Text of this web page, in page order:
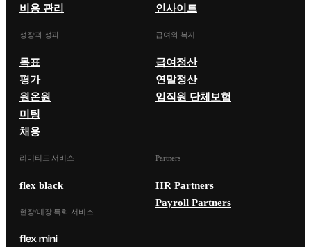
비용 관리
인사이트
성장과 성과
목표
평가
원온원
미팅
채용
급여와 복지
급여정산
연말정산
임직원 단체보험
리미티드 서비스
flex black
현장/매장 특화 서비스
Partners
HR Partners
Payroll Partners